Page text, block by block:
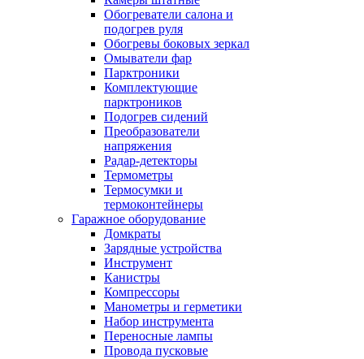
Обогреватели салона и
подогрев руля
Обогревы боковых зеркал
Омыватели фар
Парктроники
Комплектующие
парктроников
Подогрев сидений
Преобразователи
напряжения
Радар-детекторы
Термометры
Термосумки и
термоконтейнеры
Гаражное оборудование
Домкраты
Зарядные устройства
Инструмент
Канистры
Компрессоры
Манометры и герметики
Набор инструмента
Переносные лампы
Провода пусковые